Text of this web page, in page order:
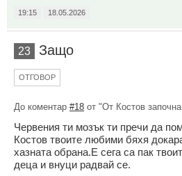
19:15 18.05.2026
23 Защо
ОТГОВОР
До коментар #18 от "От Костов
Червения ти мозък ти пречи да
Костов твоите любими бяхя
хазната обрана.Е сега са пак
деца и внуци радвай се.